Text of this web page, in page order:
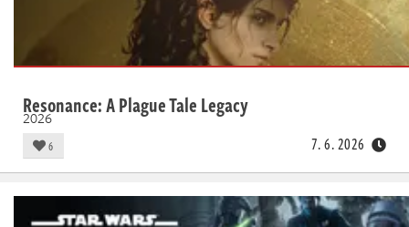
Resonance: A Plague Tale Legacy
2026
6 7. 6. 2026